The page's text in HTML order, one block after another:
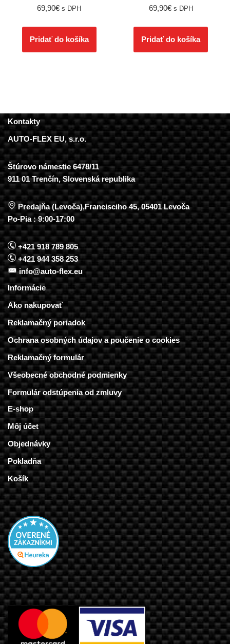
69,90€ s DPH
Pridať do košíka
69,90€ s DPH
Pridať do košíka
Kontakty
AUTO-FLEX EU, s.r.o.
Štúrovo námestie 6478/11
911 01 Trenčín, Slovenská republika
Predajňa (Levoča),Francisciho 45, 05401 Levoča
Po-Pia : 9:00-17:00
+421 918 789 805
+421 944 358 253
info@auto-flex.eu
Informácie
Ako nakupovať
Reklamačný poriadok
Ochrana osobných údajov a poučenie o cookies
Reklamačný formulár
Všeobecné obchodné podmienky
Formulár odstúpenia od zmluvy
E-shop
Môj účet
Objednávky
Pokladňa
Košík